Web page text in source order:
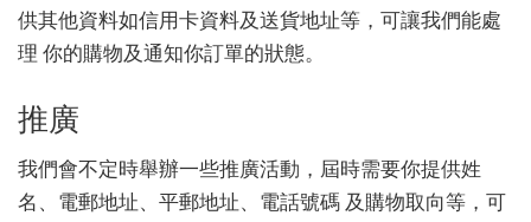
供其他資料如信用卡資料及送貨地址等，可讓我們能處
理 你的購物及通知你訂單的狀態。
推廣
我們會不定時舉辦一些推廣活動，屆時需要你提供姓
名、電郵地址、平郵地址、電話號碼 及購物取向等，可